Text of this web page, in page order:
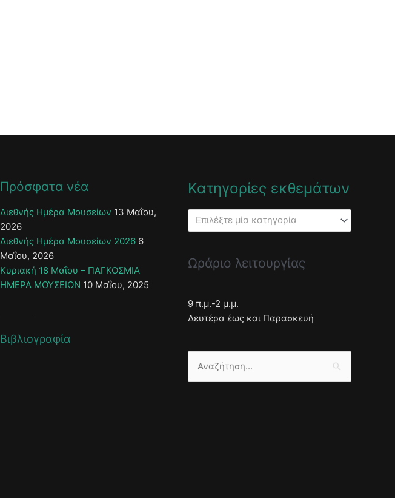
Πρόσφατα νέα
Διεθνής Ημέρα Μουσείων 13 Μαΐου,
2026
Διεθνής Ημέρα Μουσείων 2026 6
Μαΐου, 2026
Κυριακή 18 Μαΐου – ΠΑΓΚΟΣΜΙΑ
ΗΜΕΡΑ ΜΟΥΣΕΙΩΝ 10 Μαΐου, 2025
Βιβλιογραφία
Κατηγορίες εκθεμάτων
Επιλέξτε μία κατηγορία
Ωράριο λειτουργίας
9 π.μ.-2 μ.μ.
Δευτέρα έως και Παρασκευή
Αναζήτηση
για: